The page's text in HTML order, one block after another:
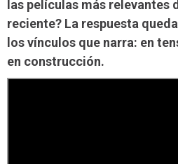
las películas más relevantes
reciente? La respuesta
los vínculos que narra: en
en construcción.